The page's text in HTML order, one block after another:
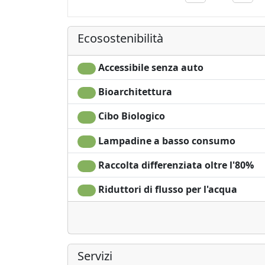
Aria
Riscaldamento
Ecosostenibilità
Accessibile senza auto
Bioarchitettura
Cibo Biologico
Lampadine a basso consumo
Raccolta differenziata oltre l'80%
Riduttori di flusso per l'acqua
Servizi